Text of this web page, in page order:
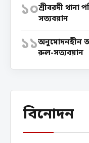
১০শ্রীবরদী
সত্যবয়ান
১১অনুমোদনহীন
রুল-সত্যবয়ান
বিনোদন